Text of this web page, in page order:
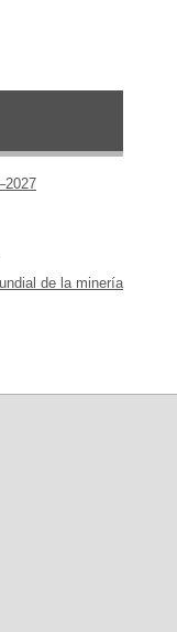
de la minería